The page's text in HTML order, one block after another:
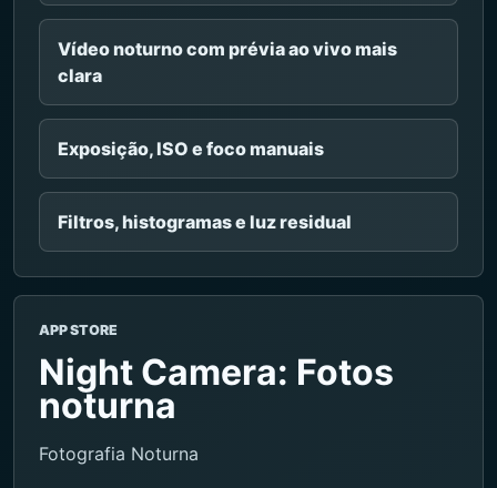
Vídeo noturno com prévia ao vivo mais
clara
Exposição, ISO e foco manuais
Filtros, histogramas e luz residual
APP STORE
Night Camera: Fotos
noturna
Fotografia Noturna